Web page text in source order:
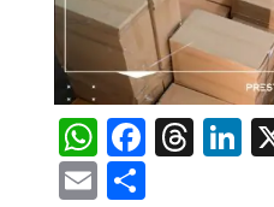
WhatsApp
EmailShare